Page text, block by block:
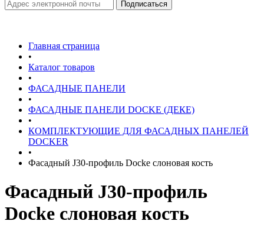
Главная страница
•
Каталог товаров
•
ФАСАДНЫЕ ПАНЕЛИ
•
ФАСАДНЫЕ ПАНЕЛИ DOCKE (ДЕКЕ)
•
КОМПЛЕКТУЮЩИЕ ДЛЯ ФАСАДНЫХ ПАНЕЛЕЙ
DOCKER
•
Фасадный J30-профиль Docke слоновая кость
Фасадный J30-профиль
Docke слоновая кость